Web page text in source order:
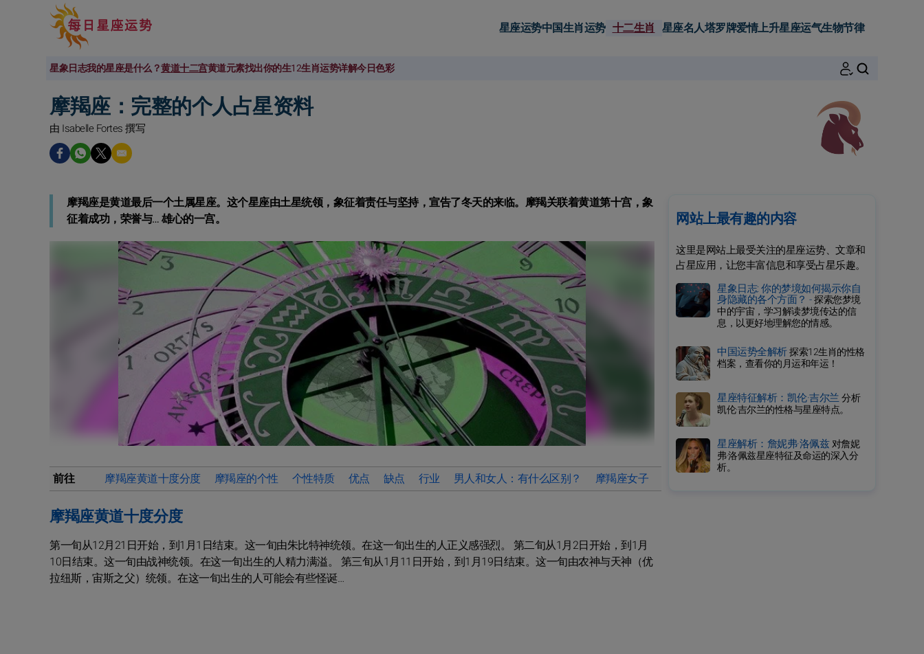
星座运势中国生肖运势 十二生肖 星座名人塔罗牌爱情上升星座运气生物节律
星象日志我的星座是什么？黄道十二宫黄道元素找出你的生12生肖运势详解今日色彩
摩羯座：完整的个人占星资料
由 Isabelle Fortes 撰写
摩羯座是黄道最后一个土属星座。这个星座由土星统领，象征着责任与坚持，宣告了冬天的来临。摩羯关联着黄道第十宫，象
征着成功，荣誉与… 雄心的一宫。
前往 摩羯座黄道十度分度 摩羯座的个性 个性特质 优点 缺点 行业 男人和女人：有什么区别？ 摩羯座女子
摩羯座黄道十度分度
第一旬从12月21日开始，到1月1日结束。这一旬由朱比特神统领。在这一旬出生的人正义感强烈。 第二旬从1月2日开始，到1月
10日结束。这一旬由战神统领。在这一旬出生的人精力满溢。 第三旬从1月11日开始，到1月19日结束。这一旬由农神与天神（优
拉纽斯，宙斯之父）统领。在这一旬出生的人可能会有些怪诞…
网站上最有趣的内容
这里是网站上最受关注的星座运势、文章和
占星应用，让您丰富信息和享受占星乐趣。
星象日志: 你的梦境如何揭示你自
身隐藏的各个方面？ -探索您梦境
中的宇宙，学习解读梦境传达的信
息，以更好地理解您的情感。
中国运势全解析探索12生肖的性格
档案，查看你的月运和年运！
星座特征解析：凯伦·吉尔兰分析
凯伦·吉尔兰的性格与星座特点。
星座解析：詹妮弗·洛佩兹对詹妮
弗·洛佩兹星座特征及命运的深入分
析。